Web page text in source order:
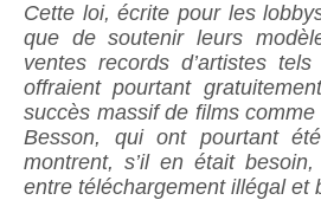
Cette loi, écrite pour les
que de soutenir leurs
ventes records d’artistes
offraient pourtant
succès massif de films comme
Besson, qui ont pourtant
montrent, s’il en était
entre téléchargement illégal et